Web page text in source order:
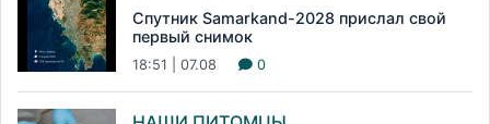
Спутник Samarkand-2028 прислал свой
первый снимок
18:51 | 07.08 0